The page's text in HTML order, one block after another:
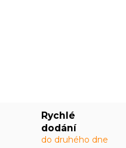
Rychlé
dodání
do druhého dne